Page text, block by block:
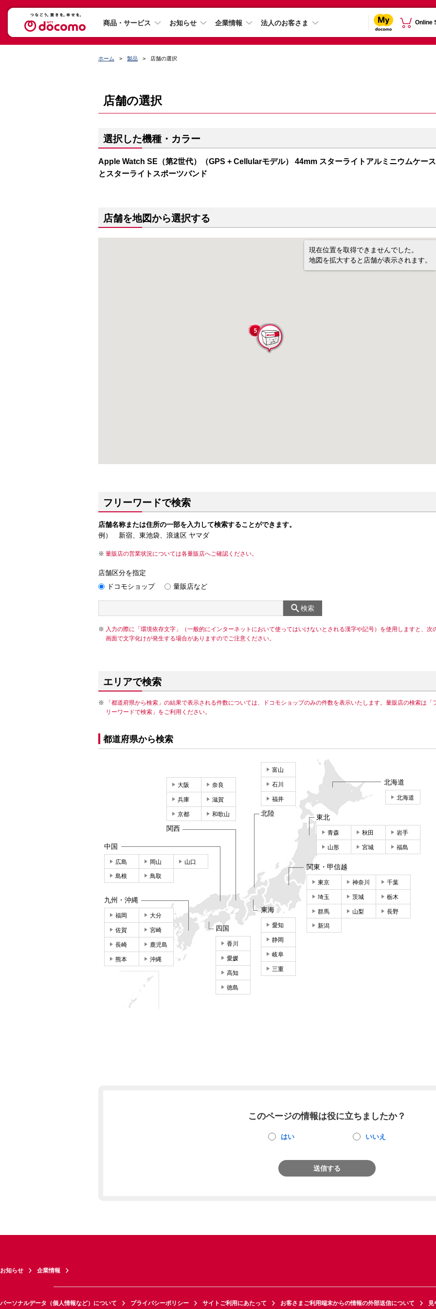
商品・サービス お知らせ 企業情報 法人のお客さま Online
ホーム 製品 店舗の選択
店舗の選択
選択した機種・カラー
Apple Watch SE（第2世代）（GPS + Cellularモデル） 44mm スターライトアルミニウムケース
とスターライトスポーツバンド
店舗を地図から選択する
現在位置を取得できませんでした。
地図を拡大すると店舗が表示されます。
フリーワードで検索
店舗名称または住所の一部を入力して検索することができます。
例） 新宿、東池袋、浪速区 ヤマダ
量販店の営業状況については各量販店へご確認ください。
店舗区分を指定
ドコモショップ
量販店など
検索
入力の際に「環境依存文字」（一般的にインターネットにおいて使ってはいけないとされる漢字や記号）を使用しますと、次
画面で文字化けが発生する場合がありますのでご注意ください。
エリアで検索
「都道府県から検索」の結果で表示される件数については、ドコモショップのみの件数を表示いたします。量販店の検索は「
リーワードで検索」をご利用ください。
都道府県から検索
北海道
北海道
東北
青森 秋田 岩手
山形 宮城 福島
関東・甲信越
東京 神奈川 千葉
埼玉 茨城 栃木
群馬 山梨 長野
新潟
東海
愛知
静岡
岐阜
三重
富山
石川
福井
北陸
大阪 奈良
兵庫 滋賀
京都 和歌山
関西
中国
広島 岡山 山口
島根 鳥取
四国
香川
愛媛
高知
徳島
九州・沖縄
福岡 大分
佐賀 宮崎
長崎 鹿児島
熊本 沖縄
このページの情報は役に立ちましたか？
はい いいえ
送信する
お知らせ 企業情報
パーソナルデータ（個人情報など）について プライバシーポリシー サイトご利用にあたって お客さまご利用端末からの情報の外部送信について 見